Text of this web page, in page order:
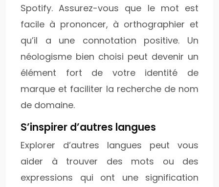
Spotify. Assurez-vous que le mot est
facile à prononcer, à orthographier et
qu’il a une connotation positive. Un
néologisme bien choisi peut devenir un
élément fort de votre identité de
marque et faciliter la recherche de nom
de domaine.
S’inspirer d’autres langues
Explorer d’autres langues peut vous
aider à trouver des mots ou des
expressions qui ont une signification